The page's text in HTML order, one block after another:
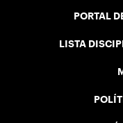
PORTAL
LISTA